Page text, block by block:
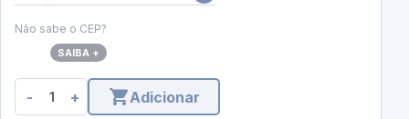
Não sabe o CEP?
SAIBA +
- + Adicionar